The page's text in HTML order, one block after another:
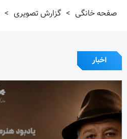
صفحه خانگی > گزارش تصویری >
اخبار